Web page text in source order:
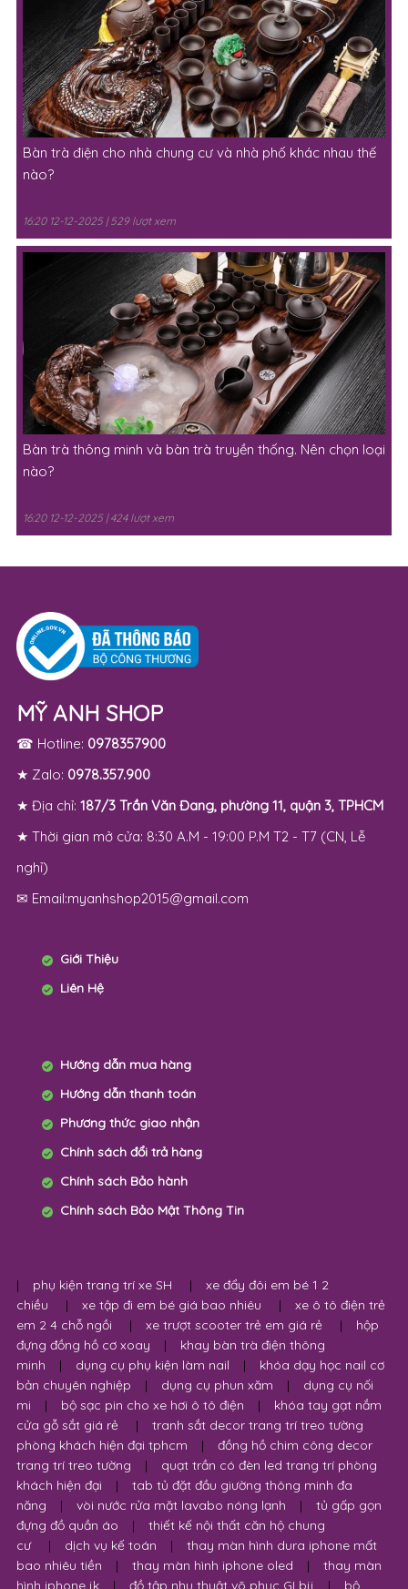
Bàn trà điện cho nhà chung cư và nhà phố khác nhau thế
nào?
16:20 12-12-2025 | 529 lượt xem
Bàn trà thông minh và bàn trà truyền thống. Nên chọn loại
nào?
16:20 12-12-2025 | 424 lượt xem
MỸ ANH SHOP
☎ Hotline: 0978357900
★ Zalo: 0978.357.900
★ Địa chỉ: 187/3 Trần Văn Đang, phường 11, quận 3, TPHCM
★ Thời gian mở cửa: 8:30 A.M - 19:00 P.M T2 - T7 (CN, Lễ
nghỉ)
✉ Email:myanhshop2015@gmail.com
Giới Thiệu
Liên Hệ
Hướng dẫn mua hàng
Hướng dẫn thanh toán
Phương thức giao nhận
Chính sách đổi trả hàng
Chính sách Bảo hành
Chính sách Bảo Mật Thông Tin
| phụ kiện trang trí xe SH |
xe đẩy đôi em bé 1 2
chiều
| xe tập đi em bé giá bao nhiêu |
xe ô tô điện trẻ
em 2 4 chỗ ngồi
| xe trượt scooter trẻ em giá rẻ |
hộp
đựng đồng hồ cơ xoay
|
khay bàn trà điện thông
minh
| dụng cụ phụ kiện làm nail |
khóa dạy học nail cơ
bản chuyên nghiệp
| dụng cụ phun xăm |
dụng cụ nối
mi
| bộ sạc pin cho xe hơi ô tô điện |
khóa tay gạt nắm
cửa gỗ sắt giá rẻ
|
tranh sắt decor trang trí treo tường
phòng khách hiện đại tphcm
|
đồng hồ chim công decor
trang trí treo tường
|
quạt trần có đèn led trang trí phòng
khách hiện đại
|
tab tủ đặt đầu giường thông minh đa
năng
| vòi nước rửa mặt lavabo nóng lạnh |
tủ gấp gọn
đựng đồ quần áo
|
thiết kế nội thất căn hộ chung
cư
| dịch vụ kế toán |
thay màn hình dura iphone mất
bao nhiêu tiền
| thay màn hình iphone oled |
thay màn
hình iphone jk
| đồ tập nhu thuật võ phục GI bjj | bộ